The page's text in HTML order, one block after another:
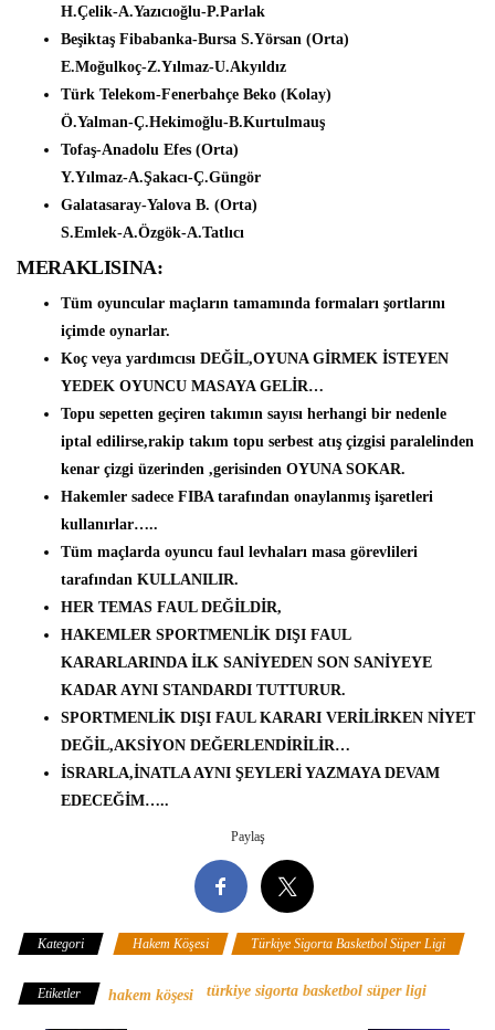
H.Çelik-A.Yazıcıoğlu-P.Parlak
Beşiktaş Fibabanka-Bursa S.Yörsan (Orta)
E.Moğulkoç-Z.Yılmaz-U.Akyıldız
Türk Telekom-Fenerbahçe Beko (Kolay)
Ö.Yalman-Ç.Hekimoğlu-B.Kurtulmauş
Tofaş-Anadolu Efes (Orta)
Y.Yılmaz-A.Şakacı-Ç.Güngör
Galatasaray-Yalova B. (Orta)
S.Emlek-A.Özgök-A.Tatlıcı
MERAKLISINA:
Tüm oyuncular maçların tamamında formaları şortlarını
içimde oynarlar.
Koç veya yardımcısı DEĞİL,OYUNA GİRMEK İSTEYEN
YEDEK OYUNCU MASAYA GELİR…
Topu sepetten geçiren takımın sayısı herhangi bir nedenle
iptal edilirse,rakip takım topu serbest atış çizgisi paralelinden
kenar çizgi üzerinden ,gerisinden OYUNA SOKAR.
Hakemler sadece FIBA tarafından onaylanmış işaretleri
kullanırlar…..
Tüm maçlarda oyuncu faul levhaları masa görevlileri
tarafından KULLANILIR.
HER TEMAS FAUL DEĞİLDİR,
HAKEMLER SPORTMENLİK DIŞI FAUL
KARARLARINDA İLK SANİYEDEN SON SANİYEYE
KADAR AYNI STANDARDI TUTTURUR.
SPORTMENLİK DIŞI FAUL KARARI VERİLİRKEN NİYET
DEĞİL,AKSİYON DEĞERLENDİRİLİR…
İSRARLA,İNATLA AYNI ŞEYLERİ YAZMAYA DEVAM
EDECEĞİM…..
Paylaş
Kategori Hakem Köşesi Türkiye Sigorta Basketbol Süper Ligi
Etiketler hakem köşesi türkiye sigorta basketbol süper ligi